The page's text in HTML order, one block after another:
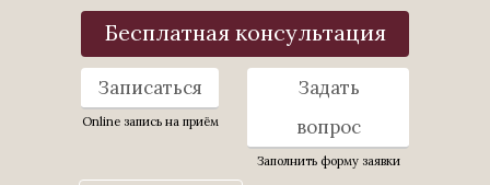
Бесплатная консультация
Записаться
Online запись на приём
Задать
вопрос
Заполнить форму заявки